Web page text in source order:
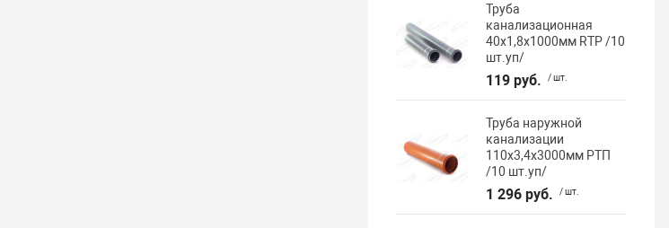
Труба
канализационная
40х1,8х1000мм RTP /10
шт.уп/
119 руб. / шт.
Труба наружной
канализации
110х3,4х3000мм РТП
/10 шт.уп/
1 296 руб. / шт.